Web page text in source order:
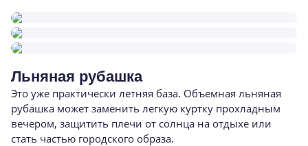
Льняная рубашка
Это уже практически летняя база. Объемная льняная
рубашка может заменить легкую куртку прохладным
вечером, защитить плечи от солнца на отдыхе или
стать частью городского образа.